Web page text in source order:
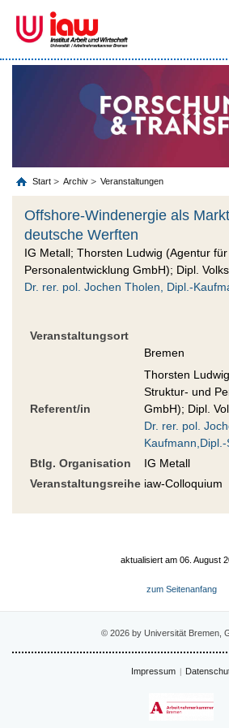
Start Archiv Veranstaltungen
Offshore-Windenergie als
deutsche Werften
IG Metall; Thorsten Ludwig (Agentur
Personalentwicklung GmbH); Dipl.
Dr. rer. pol. Jochen Tholen, Dipl.-
Veranstaltungsort
Bremen
Referent/in
Thorsten
Struktur- und
GmbH); Dipl.
Dr. rer. pol.
Btlg. Organisation
IG Metall
Veranstaltungsreihe iaw-Colloquium
aktualisiert am 06. August
zum Seitenanfang
© 2026 by Universität Bremen,
Impressum